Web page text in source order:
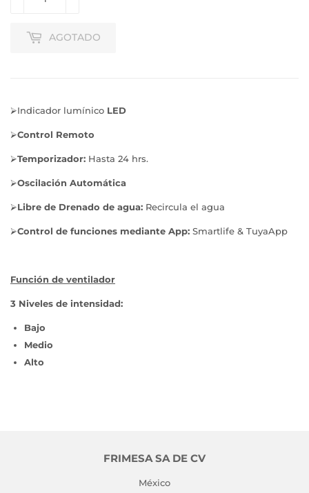
AGOTADO
⮚Indicador lumínico LED
⮚Control Remoto
⮚Temporizador: Hasta 24 hrs.
⮚Oscilación Automática
⮚Libre de Drenado de agua: Recircula el agua
⮚Control de funciones mediante App: Smartlife & TuyaApp
Función de ventilador
3 Niveles de intensidad:
Bajo
Medio
Alto
FRIMESA SA DE CV
México